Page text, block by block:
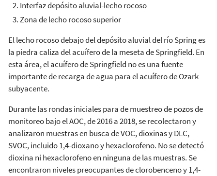
Interfaz depósito aluvial-lecho rocoso
Zona de lecho rocoso superior
El lecho rocoso debajo del depósito aluvial del río Spring es
la piedra caliza del acuífero de la meseta de Springfield. En
esta área, el acuífero de Springfield no es una fuente
importante de recarga de agua para el acuífero de Ozark
subyacente.
Durante las rondas iniciales para de muestreo de pozos de
monitoreo bajo el AOC, de 2016 a 2018, se recolectaron y
analizaron muestras en busca de VOC, dioxinas y DLC,
SVOC, incluido 1,4-dioxano y hexaclorofeno. No se detectó
dioxina ni hexaclorofeno en ninguna de las muestras. Se
encontraron niveles preocupantes de clorobenceno y 1,4-